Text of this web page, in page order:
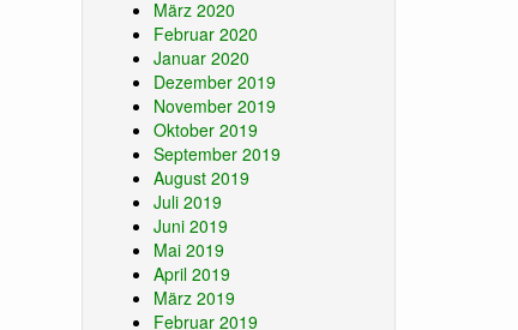
März 2020
Februar 2020
Januar 2020
Dezember 2019
November 2019
Oktober 2019
September 2019
August 2019
Juli 2019
Juni 2019
Mai 2019
April 2019
März 2019
Februar 2019